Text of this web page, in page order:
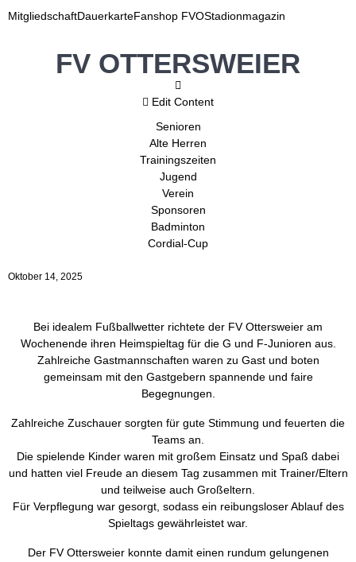
MitgliedschaftDauerkarteFanshop FVOStadionmagazin
FV OTTERSWEIER
Edit Content
Senioren
Alte Herren
Trainingszeiten
Jugend
Verein
Sponsoren
Badminton
Cordial-Cup
Oktober 14, 2025
Bei idealem Fußballwetter richtete der FV Ottersweier am
Wochenende ihren Heimspieltag für die G und F-Junioren aus.
Zahlreiche Gastmannschaften waren zu Gast und boten
gemeinsam mit den Gastgebern spannende und faire
Begegnungen.
Zahlreiche Zuschauer sorgten für gute Stimmung und feuerten die
Teams an.
Die spielende Kinder waren mit großem Einsatz und Spaß dabei
und hatten viel Freude an diesem Tag zusammen mit Trainer/Eltern
und teilweise auch Großeltern.
Für Verpflegung war gesorgt, sodass ein reibungsloser Ablauf des
Spieltags gewährleistet war.
Der FV Ottersweier konnte damit einen rundum gelungenen